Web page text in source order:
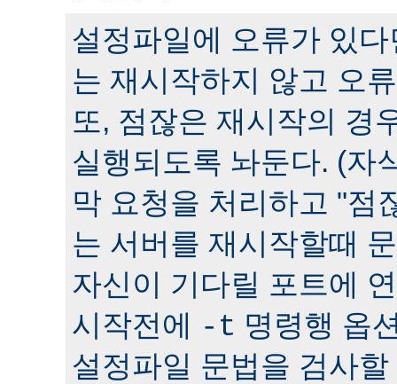
설정파일에 오류가 있
는 재시작하지 않고 오
또, 점잖은 재시작의 경
실행되도록 놔둔다. (자
막 요청을 처리하고 "점
는 서버를 재시작할때
자신이 기다릴 포트에
시작전에
-t 명령행 옵
설정파일 문법을 검사